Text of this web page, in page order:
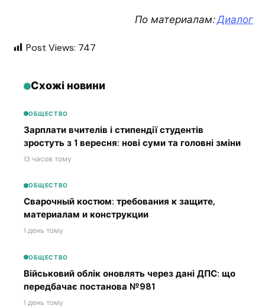
По материалам:Диалог
Post Views: 747
Схожі новини
ОБЩЕСТВО
Зарплати вчителів і стипендії студентів
зростуть з 1 вересня: нові суми та головні зміни
13 часов тому
ОБЩЕСТВО
Сварочный костюм: требования к защите,
материалам и конструкции
1 день тому
ОБЩЕСТВО
Військовий облік оновлять через дані ДПС: що
передбачає постанова №981
1 день тому